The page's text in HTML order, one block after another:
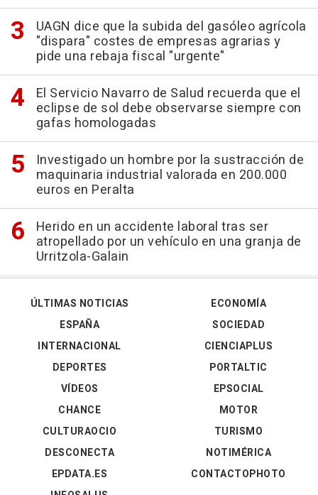
UAGN dice que la subida del gasóleo agrícola
"dispara" costes de empresas agrarias y
pide una rebaja fiscal "urgente"
El Servicio Navarro de Salud recuerda que el
eclipse de sol debe observarse siempre con
gafas homologadas
Investigado un hombre por la sustracción de
maquinaria industrial valorada en 200.000
euros en Peralta
Herido en un accidente laboral tras ser
atropellado por un vehículo en una granja de
Urritzola-Galain
ÚLTIMAS NOTICIAS
ESPAÑA
INTERNACIONAL
DEPORTES
VÍDEOS
ECONOMÍA
SOCIEDAD
CIENCIAPLUS
PORTALTIC
EPSOCIAL
CHANCE
CULTURAOCIO
DESCONECTA
EPDATA.ES
MOTOR
TURISMO
NOTIMÉRICA
CONTACTOPHOTO